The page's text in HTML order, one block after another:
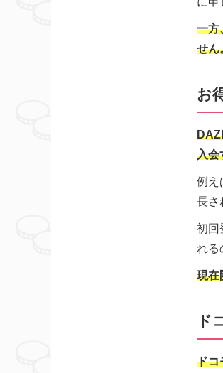
一方
せん
お
入会
例え
長さ
初回
れる
現在
ド
ドコ